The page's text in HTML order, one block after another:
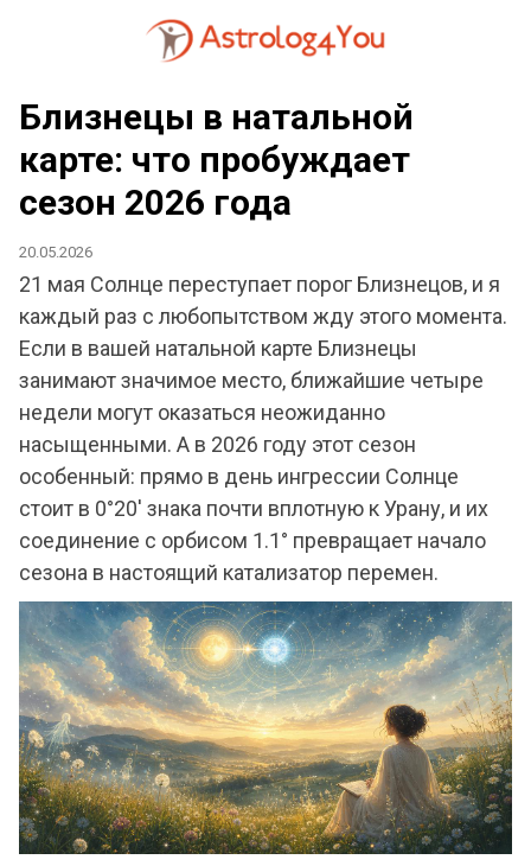
Близнецы в натальной
карте: что пробуждает
сезон 2026 года
20.05.2026
21 мая Солнце переступает порог Близнецов, и я
каждый раз с любопытством жду этого момента.
Если в вашей натальной карте Близнецы
занимают значимое место, ближайшие четыре
недели могут оказаться неожиданно
насыщенными. А в 2026 году этот сезон
особенный: прямо в день ингрессии Солнце
стоит в 0°20' знака почти вплотную к Урану, и их
соединение с орбисом 1.1° превращает начало
сезона в настоящий катализатор перемен.